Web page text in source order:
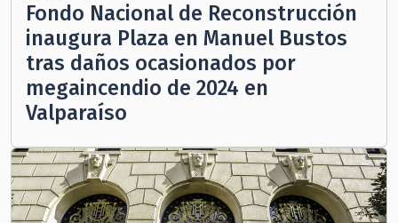
Fondo Nacional de Reconstrucción
inaugura Plaza en Manuel Bustos
tras daños ocasionados por
megaincendio de 2024 en
Valparaíso